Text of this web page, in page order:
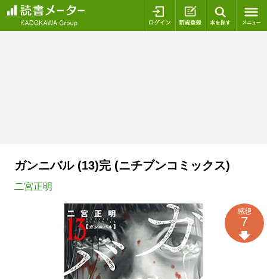
ログイン 新規登録
ガンニバル (13)完 (ニチブンコミックス)
二宮正明
感想
7